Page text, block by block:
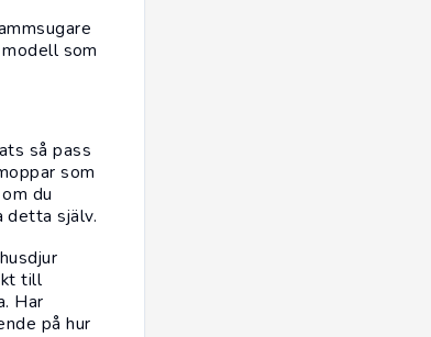
som
så pass
som
du
detta själv.
till
Har
på hur